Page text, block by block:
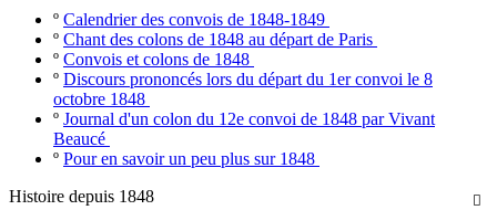
º Calendrier des convois de 1848-1849
º Chant des colons de 1848 au départ de Paris
º Convois et colons de 1848
º Discours prononcés lors du départ du 1er convoi le 8
octobre 1848
º Journal d'un colon du 12e convoi de 1848 par Vivant
Beaucé
º Pour en savoir un peu plus sur 1848

Histoire depuis 1848